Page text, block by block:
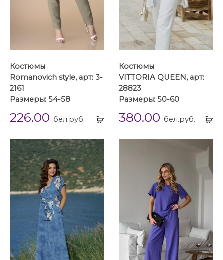
Выбрать
Костюмы
Romanovich style, арт: 3-
2161
Размеры: 54-58
226.00 бел.руб.
Костюмы
VITTORIA QUEEN, арт:
28823
Размеры: 50-60
380.00 бел.руб.